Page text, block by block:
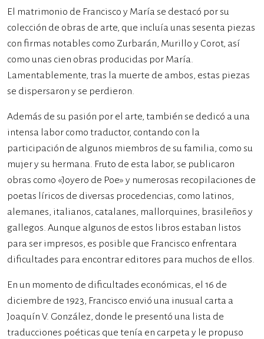
El matrimonio de Francisco y María se destacó por su
colección de obras de arte, que incluía unas sesenta piezas
con firmas notables como Zurbarán, Murillo y Corot, así
como unas cien obras producidas por María.
Lamentablemente, tras la muerte de ambos, estas piezas
se dispersaron y se perdieron.
Además de su pasión por el arte, también se dedicó a una
intensa labor como traductor, contando con la
participación de algunos miembros de su familia, como su
mujer y su hermana. Fruto de esta labor, se publicaron
obras como «Joyero de Poe» y numerosas recopilaciones de
poetas líricos de diversas procedencias, como latinos,
alemanes, italianos, catalanes, mallorquines, brasileños y
gallegos. Aunque algunos de estos libros estaban listos
para ser impresos, es posible que Francisco enfrentara
dificultades para encontrar editores para muchos de ellos.
En un momento de dificultades económicas, el 16 de
diciembre de 1923, Francisco envió una inusual carta a
Joaquín V. González, donde le presentó una lista de
traducciones poéticas que tenía en carpeta y le propuso